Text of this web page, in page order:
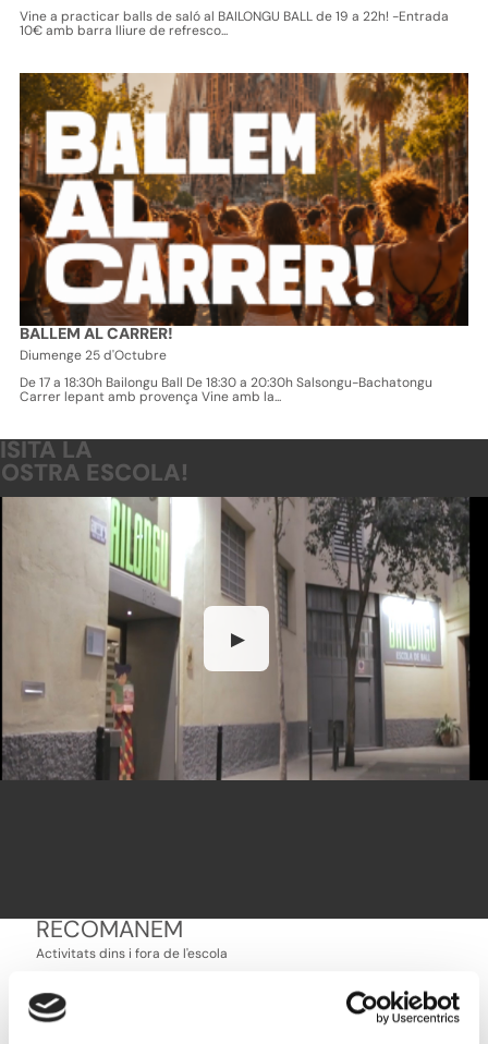
Vine a practicar balls de saló al BAILONGU BALL de 19 a 22h! -Entrada
10€ amb barra lliure de refresco...
BALLEM AL CARRER!
Diumenge 25 d'Octubre
De 17 a 18:30h Bailongu Ball De 18:30 a 20:30h Salsongu-Bachatongu
Carrer lepant amb provença Vine amb la...
LA
ESCOLA!
▶
RECOMANEM
Activitats dins i fora de l'escola
INTENSIUS DE SETEMBRE